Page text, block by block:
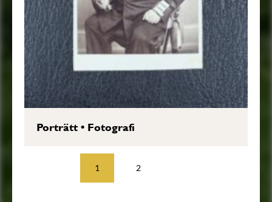
Porträtt• Fotografi
1 2